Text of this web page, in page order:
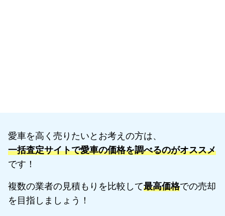
愛車を高く売りたいとお考えの方は、
一括査定サイトで愛車の価格を調べるのがオススメ
です！
複数の業者の見積もりを比較して最高価格での売却
を目指しましょう！